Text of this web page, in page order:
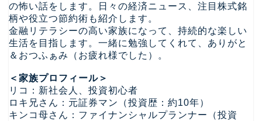
の怖い話をします。日々の経済ニュース、注目株式銘
柄や役立つ節約術も紹介します。
金融リテラシーの高い家族になって、持続的な楽しい
生活を目指します。一緒に勉強してくれて、ありがと
＆おつふぁみ（お疲れ様でした）。
＜家族プロフィール＞
リコ：新社会人、投資初心者
ロキ兄さん：元証券マン（投資歴：約10年）
キンコ母さん：ファイナンシャルプランナー（投資